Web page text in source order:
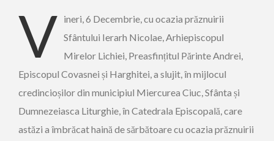
V ineri, 6 Decembrie, cu ocazia prăznuirii
Sfântului Ierarh Nicolae, Arhiepiscopul
Mirelor Lichiei, Preasfințitul Părinte Andrei,
Episcopul Covasnei și Harghitei, a slujit, în mijlocul
credincioșilor din municipiul Miercurea Ciuc, Sfânta și
Dumnezeiasca Liturghie, în Catedrala Episcopală, care
astăzi a îmbrăcat haină de sărbătoare cu ocazia prăznuirii